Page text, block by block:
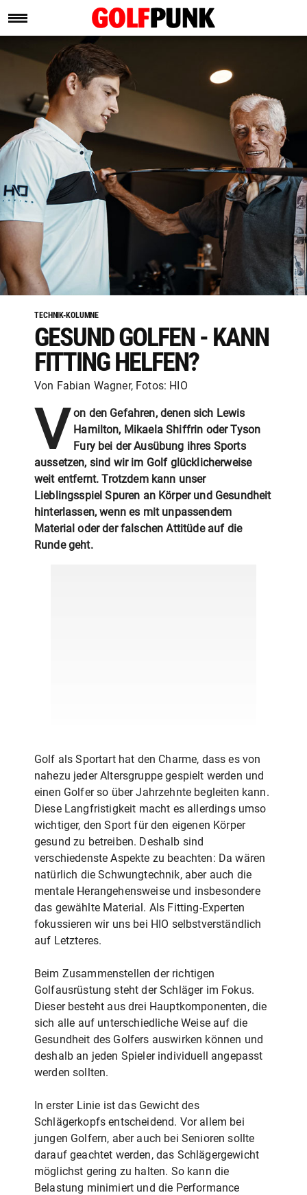
TECHNIK-KOLUMNE
GESUND GOLFEN - KANN
FITTING HELFEN?
Von Fabian Wagner, Fotos: HIO
V on den Gefahren, denen sich Lewis
Hamilton, Mikaela Shiffrin oder Tyson
Fury bei der Ausübung ihres Sports
aussetzen, sind wir im Golf glücklicherweise
weit entfernt. Trotzdem kann unser
Lieblingsspiel Spuren an Körper und Gesundheit
hinterlassen, wenn es mit unpassendem
Material oder der falschen Attitüde auf die
Runde geht.
Golf als Sportart hat den Charme, dass es von
nahezu jeder Altersgruppe gespielt werden und
einen Golfer so über Jahrzehnte begleiten kann.
Diese Langfristigkeit macht es allerdings umso
wichtiger, den Sport für den eigenen Körper
gesund zu betreiben. Deshalb sind
verschiedenste Aspekte zu beachten: Da wären
natürlich die Schwungtechnik, aber auch die
mentale Herangehensweise und insbesondere
das gewählte Material. Als Fitting-Experten
fokussieren wir uns bei HIO selbstverständlich
auf Letzteres.
Beim Zusammenstellen der richtigen
Golfausrüstung steht der Schläger im Fokus.
Dieser besteht aus drei Hauptkomponenten, die
sich alle auf unterschiedliche Weise auf die
Gesundheit des Golfers auswirken können und
deshalb an jeden Spieler individuell angepasst
werden sollten.
In erster Linie ist das Gewicht des
Schlägerkopfs entscheidend. Vor allem bei
jungen Golfern, aber auch bei Senioren sollte
darauf geachtet werden, das Schlägergewicht
möglichst gering zu halten. So kann die
Belastung minimiert und die Performance